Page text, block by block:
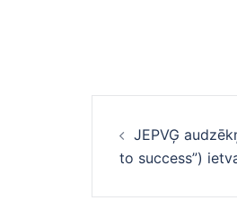
JEPVĢ
to success”)